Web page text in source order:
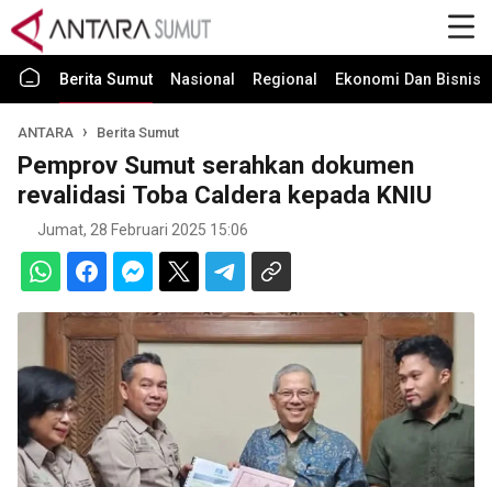
Berita Sumut Nasional Regional Ekonomi Dan Bisnis
ANTARA Berita Sumut
Pemprov Sumut serahkan dokumen
revalidasi Toba Caldera kepada KNIU
Jumat, 28 Februari 2025 15:06